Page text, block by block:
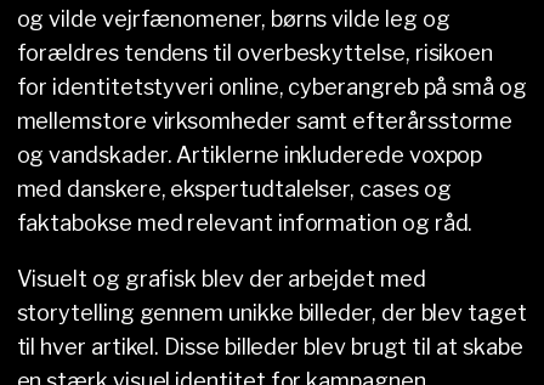
og vilde vejrfænomener, børns vilde leg og
forældres tendens til overbeskyttelse, risikoen
for identitetstyveri online, cyberangreb på små og
mellemstore virksomheder samt efterårsstorme
og vandskader. Artiklerne inkluderede voxpop
med danskere, ekspertudtalelser, cases og
faktabokse med relevant information og råd.
Visuelt og grafisk blev der arbejdet med
storytelling gennem unikke billeder, der blev taget
til hver artikel. Disse billeder blev brugt til at skabe